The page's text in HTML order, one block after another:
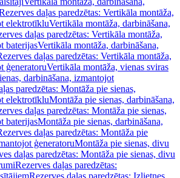
daļas paredzētas: Vertikāla montāža,
elektrotīkluVertikāla montāža, darbināšana,
daļas paredzētas: Vertikāla montāža,
baterijasVertikāla montāža, darbināšana,
daļas paredzētas: Vertikāla montāža,
ģeneratoruVertikāla montāža, vienas sviras
darbināšana, izmantojot
paredzētas: Montāža pie sienas,
elektrotīkluMontāža pie sienas, darbināšana,
daļas paredzētas: Montāža pie sienas,
baterijasMontāža pie sienas, darbināšana,
daļas paredzētas: Montāža pie
ģeneratoruMontāža pie sienas, divu
daļas paredzētas: Montāža pie sienas, divu
Rezerves daļas paredzētas:
Rezerves daļas paredzētas: Izlietnes